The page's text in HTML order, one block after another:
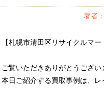
著者
【札幌市清田区リサイクルマ
ご覧いただきありがとうござい
本日ご紹介する買取事例は、レ